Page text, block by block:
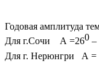
Годовая амплитуда
Для г.Сочи А =260 –
Для г. Нерюнгри А =